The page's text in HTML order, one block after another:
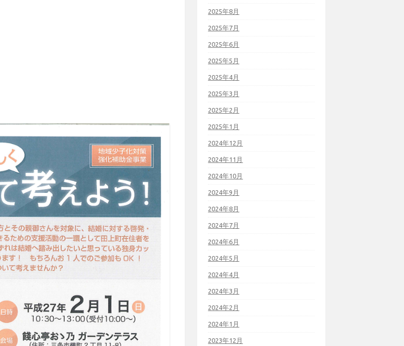
2025年8月
2025年7月
2025年6月
2025年5月
2025年4月
2025年3月
2025年2月
2025年1月
2024年12月
2024年11月
2024年10月
2024年9月
2024年8月
2024年7月
2024年6月
2024年5月
2024年4月
2024年3月
2024年2月
2024年1月
2023年12月